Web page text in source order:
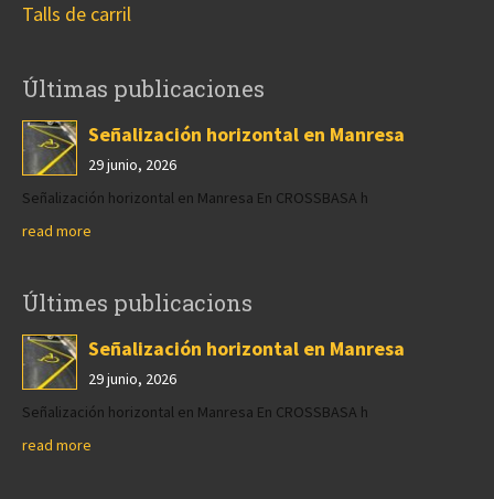
Talls de carril
Últimas publicaciones
Señalización horizontal en Manresa
29 junio, 2026
Señalización horizontal en Manresa En CROSSBASA h
read more
Últimes publicacions
Señalización horizontal en Manresa
29 junio, 2026
Señalización horizontal en Manresa En CROSSBASA h
read more